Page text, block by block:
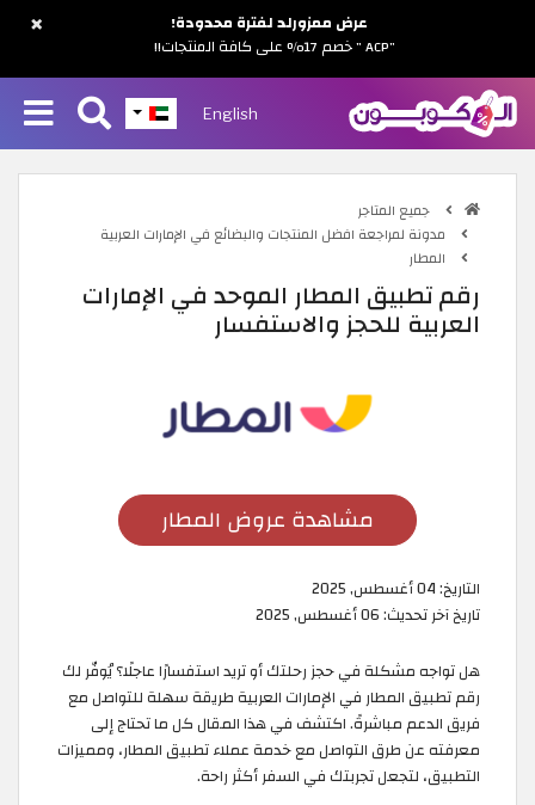
English
جميع المتاجر
مدونة لمراجعة افضل المنتجات والبضائع في الإمارات العربية
المطار
رقم تطبيق المطار الموحد في الإمارات
العربية للحجز والاستفسار
مشاهدة عروض المطار
التاريخ:04 أغسطس, 2025
تاريخ آخر تحديث:06 أغسطس, 2025
هل تواجه مشكلة في حجز رحلتك أو تريد استفسارًا عاجلًا؟ يُوفّر لك
رقم تطبيق المطار في الإمارات العربية طريقة سهلة للتواصل مع
فريق الدعم مباشرةً. اكتشف في هذا المقال كل ما تحتاج إلى
معرفته عن طرق التواصل مع خدمة عملاء تطبيق المطار، ومميزات
التطبيق، لتجعل تجربتك في السفر أكثر راحة.
×
عرض ممزورلد لفترة محدودة!
"ACP " خصم 17% على كافة المنتجات!!